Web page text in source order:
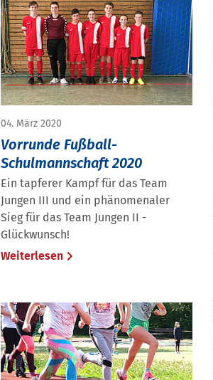
04. März 2020
Vorrunde Fußball-
Schulmannschaft 2020
Ein tapferer Kampf für das Team
Jungen III und ein phänomenaler
Sieg für das Team Jungen II -
Glückwunsch!
Weiterlesen